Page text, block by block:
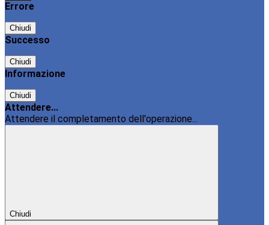
Errore
Chiudi
Successo
Chiudi
Informazione
Chiudi
Attendere...
Attendere il completamento dell'operazione...
Chiudi